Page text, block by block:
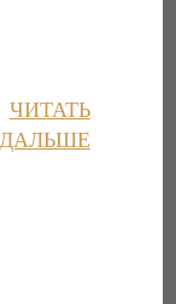
ЧИТАТЬ
ДАЛЬШЕ